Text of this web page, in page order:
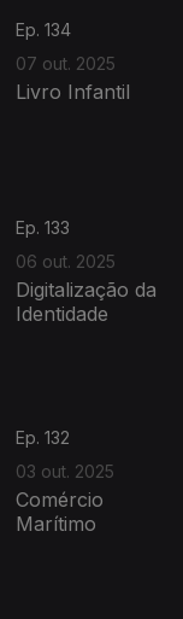
Ep. 134
07 out. 2025
Livro Infantil
Ep. 133
06 out. 2025
Digitalização da
Identidade
Ep. 132
03 out. 2025
Comércio
Marítimo